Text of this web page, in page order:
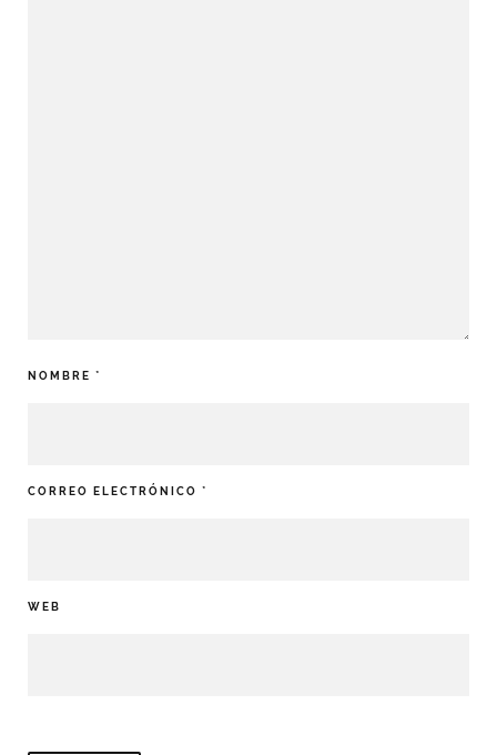
NOMBRE *
CORREO ELECTRÓNICO *
WEB